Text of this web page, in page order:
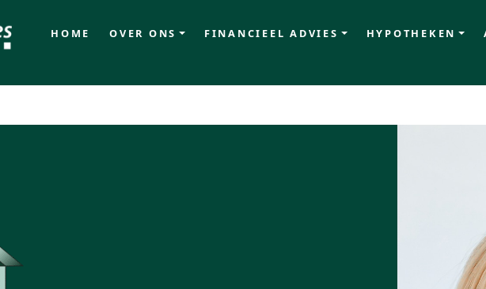
HOME OVER ONS FINANCIEEL ADVIES HYPOTHEKEN